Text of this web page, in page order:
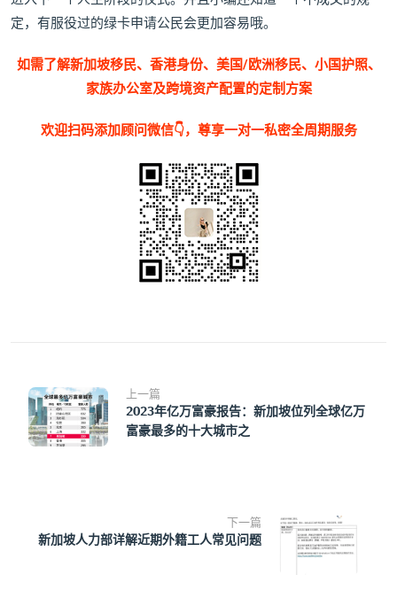
定，有服役过的绿卡申请公民会更加容易哦。
如需了解新加坡移民、香港身份、美国/欧洲移民、小国护照、
家族办公室及跨境资产配置的定制方案
欢迎扫码添加顾问微信👇，尊享一对一私密全周期服务
上一篇
2023年亿万富豪报告：新加坡位列全球亿万
富豪最多的十大城市之
下一篇
新加坡人力部详解近期外籍工人常见问题